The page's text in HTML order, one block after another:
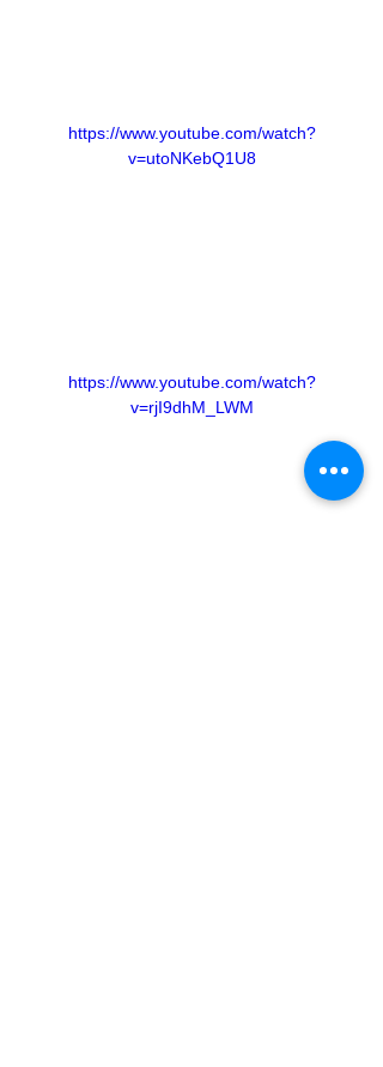
https://www.youtube.com/watch?
v=utoNKebQ1U8
https://www.youtube.com/watch?
v=rjI9dhM_LWM